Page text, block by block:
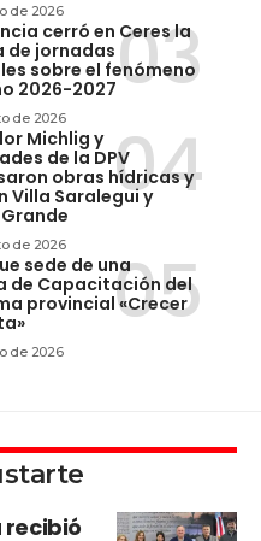
de 2026
cerró en Ceres la
de jornadas
sobre el fenómeno
2026-2027
de 2026
Michlig y
de la DPV
obras hídricas y
Villa Saralegui y
de 2026
sede de una
de Capacitación del
provincial «Crecer
de 2026
recibió